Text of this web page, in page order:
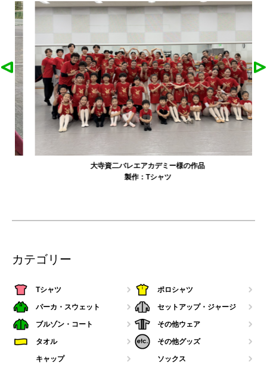
大寺資二バレエアカデミー様の作品
製作：Tシャツ
カテゴリー
Tシャツ ポロシャツ
パーカ・スウェット セットアップ・ジャージ
ブルゾン・コート その他ウェア
タオル その他グッズ
キャップ ソックス